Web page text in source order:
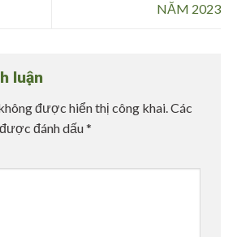
NĂM 2023
luận
được hiển thị công khai.Các
đánh dấu*